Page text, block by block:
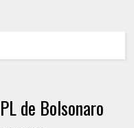
de Bolsonaro